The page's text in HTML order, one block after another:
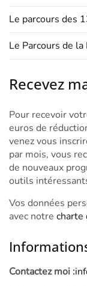
Le parcours des
Le Parcours de
Recevez
Pour recevoir
euros de
venez vous
par mois, vous
de nouveaux
outils
Vos données
avec notre charte
Contactez moi :